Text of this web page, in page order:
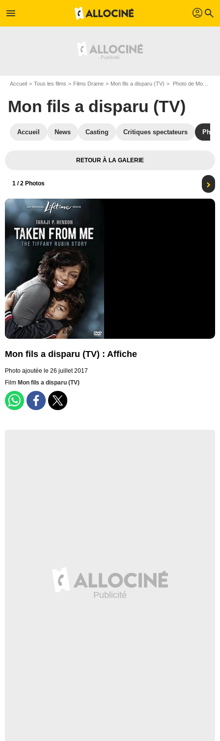
menu profil search
Accueil Tous les films Films Drame Mon fils a disparu (TV) Photo de Mon fils a disparu (TV) - Photo 1
Mon fils a disparu (TV)
Accueil News Casting Critiques spectateurs
RETOUR À LA GALERIE
1 / 2 Photos
Mon fils a disparu (TV) : Affiche
Photo ajoutée le 26 juillet 2017
Film Mon fils a disparu (TV)